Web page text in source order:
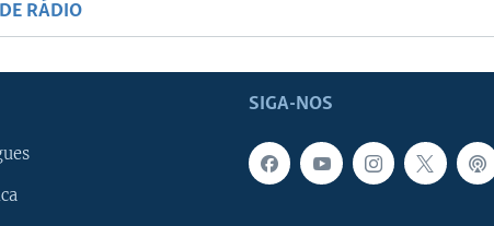
RÁDIO
SIGA-NOS